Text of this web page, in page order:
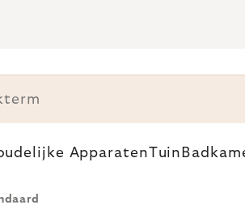
ApparatenTuin